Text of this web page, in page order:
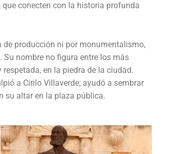
conecten con la historia profunda
de producción ni por monumentalismo,
nombre no figura entre los más
en la piedra de la ciudad.
a Cirilo Villaverde; ayudó a sembrar
su altar en la plaza pública.